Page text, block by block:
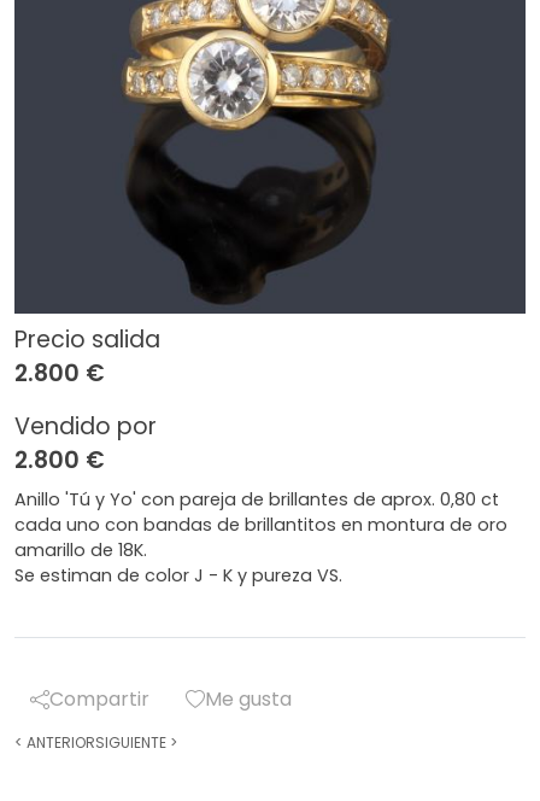
Precio salida
2.800 €
Vendido por
2.800 €
Anillo 'Tú y Yo' con pareja de brillantes de aprox. 0,80 ct
cada uno con bandas de brillantitos en montura de oro
amarillo de 18K.
Se estiman de color J - K y pureza VS.
Compartir Me gusta
< ANTERIORSIGUIENTE >